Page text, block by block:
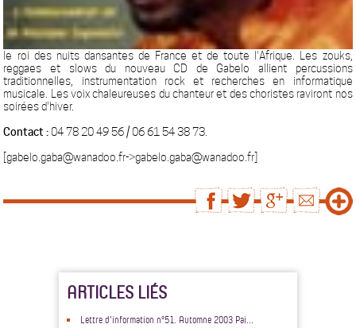
le roi des nuits dansantes de France et de toute l'Afrique. Les zouks,
reggaes et slows du nouveau CD de Gabelo allient percussions
traditionnelles, instrumentation rock et recherches en informatique
musicale. Les voix chaleureuses du chanteur et des choristes raviront nos
soirées d'hiver.
Contact : 04 78 20 49 56 / 06 61 54 38 73.
[gabelo.gaba@wanadoo.fr->gabelo.gaba@wanadoo.fr]
ARTICLES LIÉS
Lettre d'information n°51. Automne 2003 Pai...